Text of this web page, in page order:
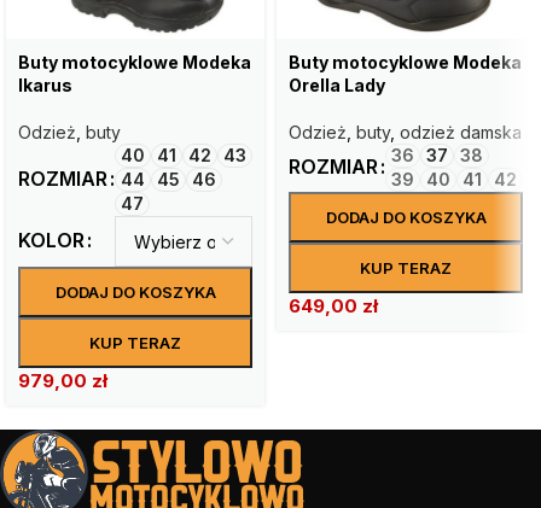
Buty motocyklowe Modeka
Ikarus
Odzież buty
ROZMIAR
40 41 42
43
44
45
46
47
KOLOR
DODAJ DO KOSZYKA
KUP TERAZ
979,00 zł
Buty motocyklowe Modeka
Orella Lady
Odzież buty, odzież damska
ROZMIAR 36 37
38
39
40 41 42
DODAJ DO KOSZYKA
KUP TERAZ
649,00 zł